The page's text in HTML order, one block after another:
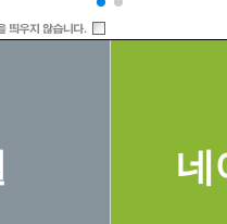
네